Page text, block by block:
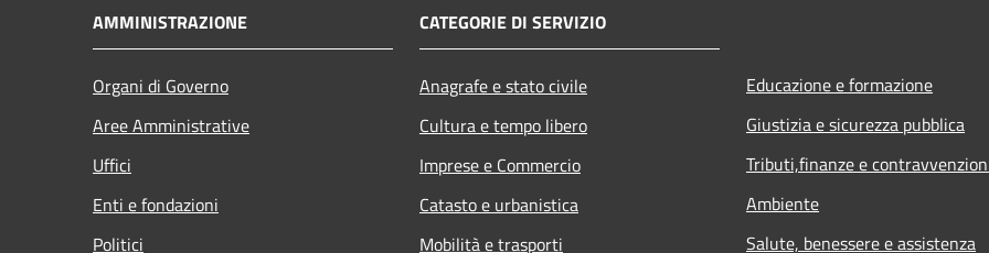
AMMINISTRAZIONE
Organi di Governo
Aree Amministrative
Uffici
Enti e fondazioni
Politici
CATEGORIE DI SERVIZIO
Anagrafe e stato civile
Cultura e tempo libero
Imprese e Commercio
Catasto e urbanistica
Mobilità e trasporti
Educazione e formazione
Giustizia e sicurezza pubblica
Tributi,finanze e
Ambiente
Salute, benessere e assistenza